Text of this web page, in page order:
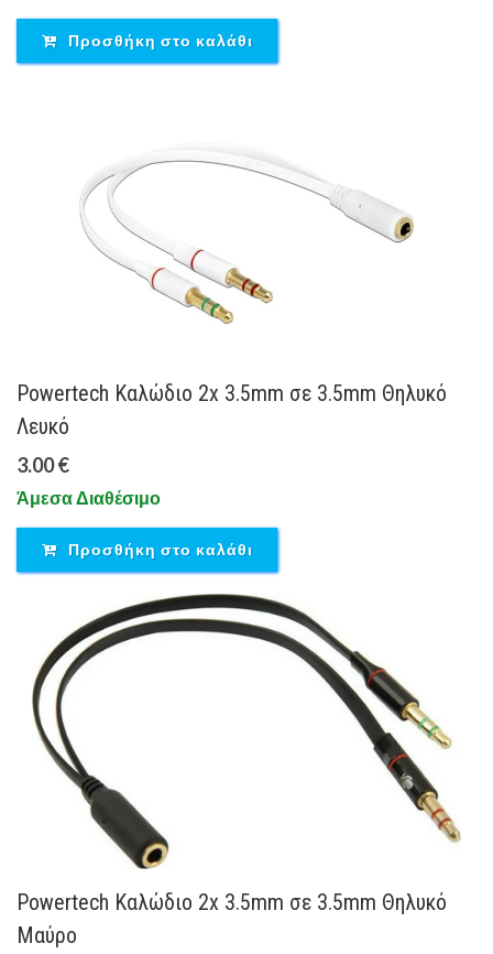
Προσθήκη στο καλάθι
Powertech Καλώδιο 2x 3.5mm σε 3.5mm Θηλυκό
Λευκό
3.00 €
Άμεσα Διαθέσιμο
Προσθήκη στο καλάθι
Powertech Καλώδιο 2x 3.5mm σε 3.5mm Θηλυκό
Μαύρο